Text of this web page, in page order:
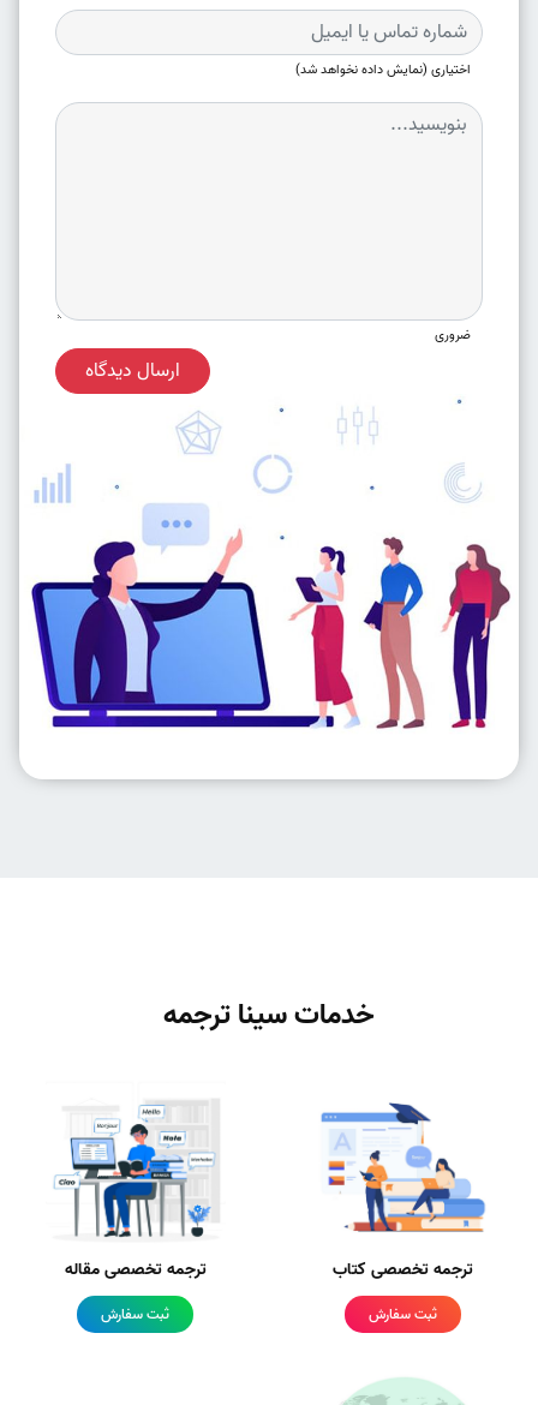
اختیاری (نمایش داده نخواهد شد)
ضروری
ارسال دیدگاه
خدمات سینا ترجمه
ترجمه تخصصی کتاب
ثبت سفارش
ترجمه تخصصی مقاله
ثبت سفارش